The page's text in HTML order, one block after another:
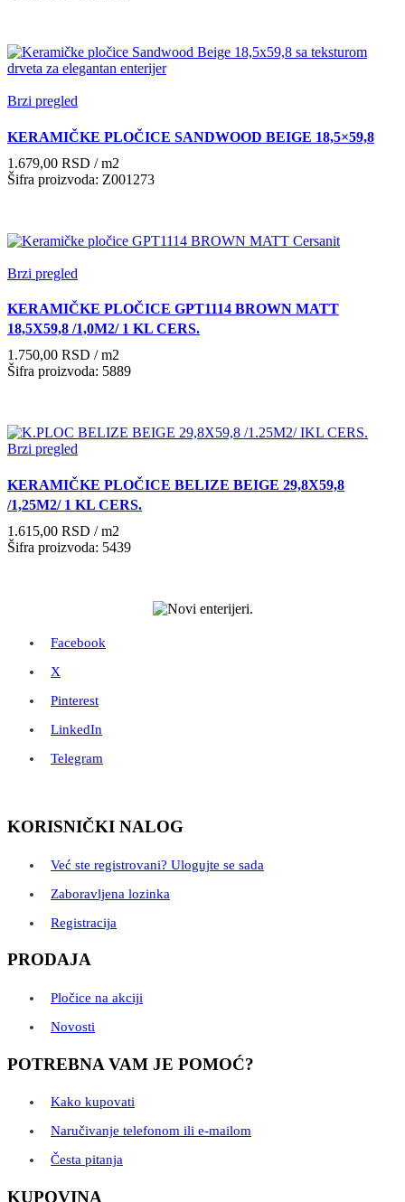
Brzi pregled
KERAMIČKE PLOČICE SANDWOOD BEIGE 18,5×59,8
1.679,00 RSD / m2
Šifra proizvoda: Z001273
Brzi pregled
KERAMIČKE PLOČICE GPT1114 BROWN MATT
18,5X59,8 /1,0M2/ 1 KL CERS.
1.750,00 RSD / m2
Šifra proizvoda: 5889
Brzi pregled
KERAMIČKE PLOČICE BELIZE BEIGE 29,8X59,8
/1,25M2/ 1 KL CERS.
1.615,00 RSD / m2
Šifra proizvoda: 5439
Facebook
X
Pinterest
LinkedIn
Telegram
KORISNIČKI NALOG
Već ste registrovani? Ulogujte se sada
Zaboravljena lozinka
Registracija
PRODAJA
Pločice na akciji
Novosti
POTREBNA VAM JE POMOĆ?
Kako kupovati
Naručivanje telefonom ili e-mailom
Česta pitanja
KUPOVINA